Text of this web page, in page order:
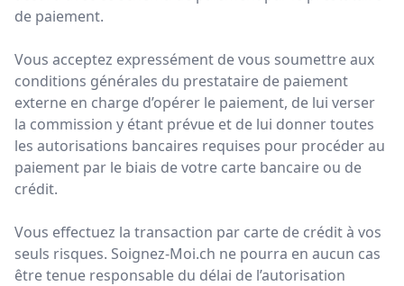
de paiement.
Vous acceptez expressément de vous soumettre aux
conditions générales du prestataire de paiement
externe en charge d’opérer le paiement, de lui verser
la commission y étant prévue et de lui donner toutes
les autorisations bancaires requises pour procéder au
paiement par le biais de votre carte bancaire ou de
crédit.
Vous effectuez la transaction par carte de crédit à vos
seuls risques. Soignez-Moi.ch ne pourra en aucun cas
être tenue responsable du délai de l’autorisation